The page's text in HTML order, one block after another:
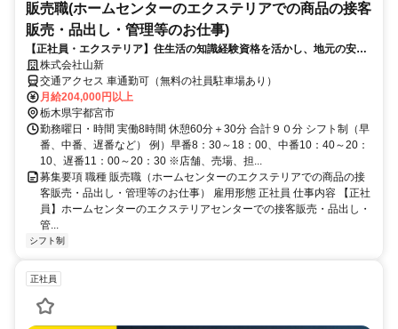
販売職(ホームセンターのエクステリアでの商品の接客
販売・品出し・管理等のお仕事)
【正社員・エクステリア】住生活の知識経験資格を活かし、地元の安定
企業でお仕事しませんか？【宇都宮店】
株式会社山新
交通アクセス 車通勤可（無料の社員駐車場あり）
月給204,000円以上
栃木県宇都宮市
勤務曜日・時間 実働8時間 休憩60分＋30分 合計９０分 シフト制（早
番、中番、遅番など） 例）早番8：30～18：00、中番10：40～20：
10、遅番11：00～20：30 ※店舗、売場、担...
募集要項 職種 販売職（ホームセンターのエクステリアでの商品の接
客販売・品出し・管理等のお仕事） 雇用形態 正社員 仕事内容 【正社
員】ホームセンターのエクステリアセンターでの接客販売・品出し・
管...
シフト制
正社員